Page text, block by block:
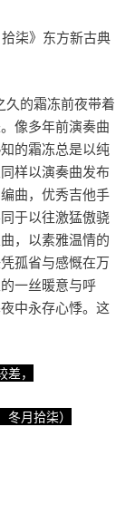
的霜冻前夜带着
像多年前演奏曲
的霜冻总是以纯
样以演奏曲发布
曲，优秀吉他手
于以往激猛傲骁
，以素雅温情的
孤省与感慨在万
一丝暖意与呼
中永存心悸。这
，
月拾柒）